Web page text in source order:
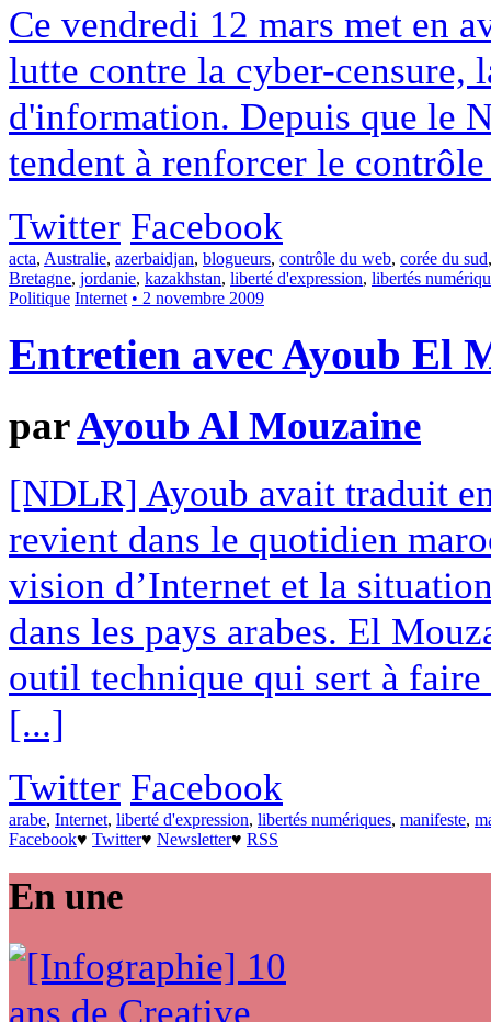
Ce vendredi 12 mars met en
lutte contre la cyber-censure,
d'information. Depuis que le
tendent à renforcer le
Twitter Facebook
acta, Australie, azerbaidjan, blogueurs, contrôle du web, corée du sud
Bretagne, jordanie, kazakhstan, liberté d'expression, libertés
Politique Internet • 2 novembre 2009
Entretien avec Ayoub El
parAyoub Al Mouzaine
[NDLR] Ayoub avait traduit
revient dans le quotidien
vision d’Internet et la
dans les pays arabes. El
outil technique qui sert à
[...]
Twitter Facebook
arabe, Internet, liberté d'expression, libertés numériques, manifeste,
Facebook♥ Twitter♥ Newsletter♥ RSS
En une